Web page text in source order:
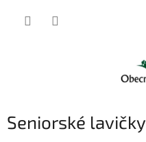
Seniorské lavičky